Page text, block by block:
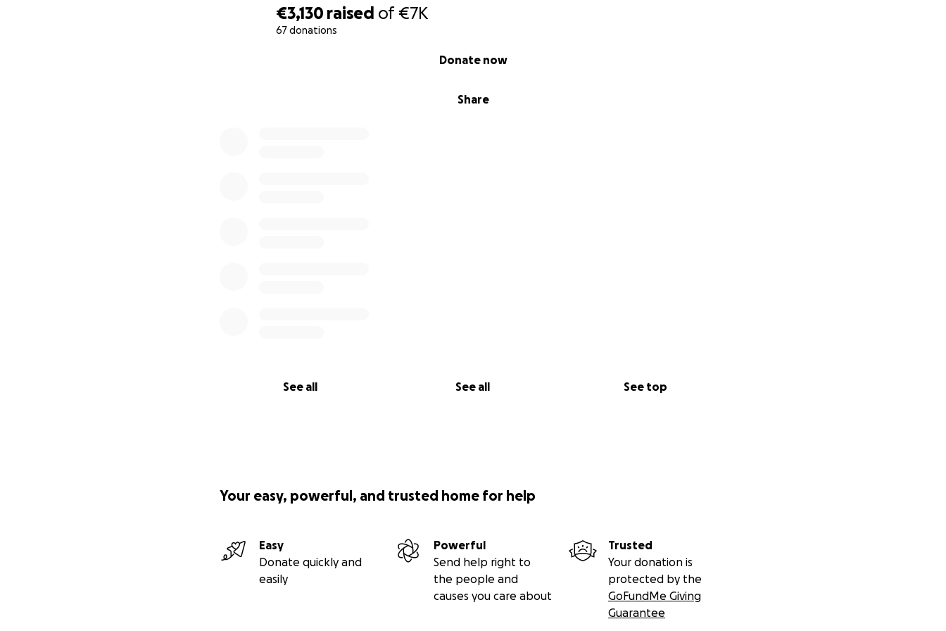
€3,130 raised of€7K
67 donations
Share
Donate now
See all See all See top
Your easy, powerful, and trusted home for help
Easy
Donate quickly and
easily
Powerful
Send help right to
the people and
causes you care about
Trusted
Your donation is
protected by the
GoFundMe Giving
Guarantee